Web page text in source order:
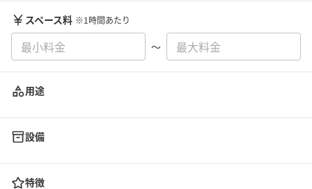
スペース料 ※1時間あたり
〜
用途
設備
特徴